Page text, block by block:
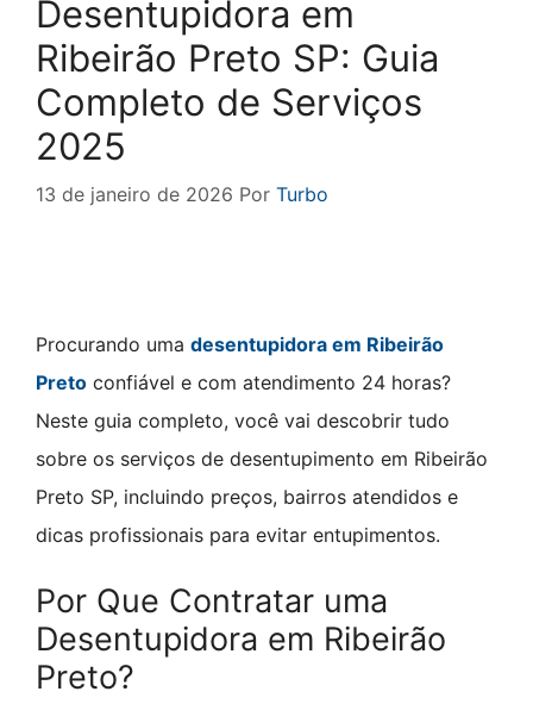
Desentupidora em
Ribeirão Preto SP: Guia
Completo de Serviços
2025
13 de janeiro de 2026 Por Turbo
Procurando uma desentupidora em Ribeirão
Preto confiável e com atendimento 24 horas?
Neste guia completo, você vai descobrir tudo
sobre os serviços de desentupimento em Ribeirão
Preto SP, incluindo preços, bairros atendidos e
dicas profissionais para evitar entupimentos.
Por Que Contratar uma
Desentupidora em Ribeirão
Preto?